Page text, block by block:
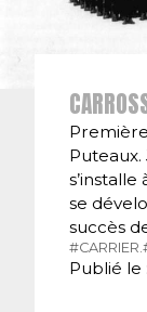
Puteaux.
s’installe
se
succès
#CARRIER.
Publié le